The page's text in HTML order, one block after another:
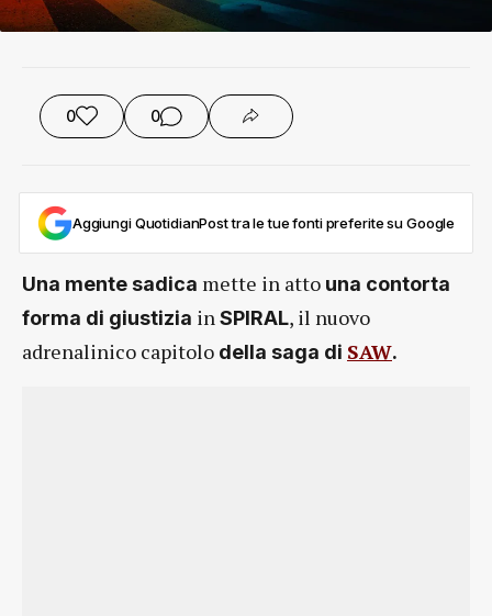
0 0
Aggiungi QuotidianPost tra le tue fonti preferite su Google
Una mente sadica mette in atto una contorta
forma di giustizia inSPIRAL, il nuovo
adrenalinico capitolo della saga di SAW.